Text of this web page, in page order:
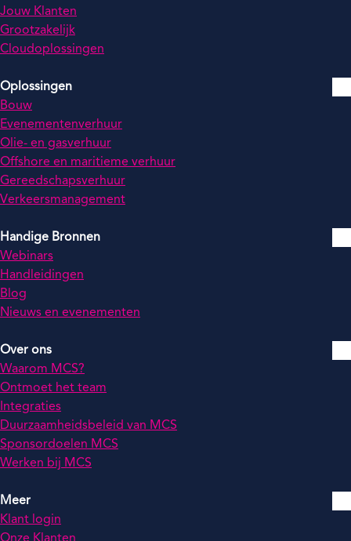
Jouw Klanten
Grootzakelijk
Cloudoplossingen
Oplossingen
Bouw
Evenementenverhuur
Olie- en gasverhuur
Offshore en maritieme verhuur
Gereedschapsverhuur
Verkeersmanagement
Handige Bronnen
Webinars
Handleidingen
Blog
Nieuws en evenementen
Over ons
Waarom MCS?
Ontmoet het team
Integraties
Duurzaamheidsbeleid van MCS
Sponsordoelen MCS
Werken bij MCS
Meer
Klant login
Onze Klanten